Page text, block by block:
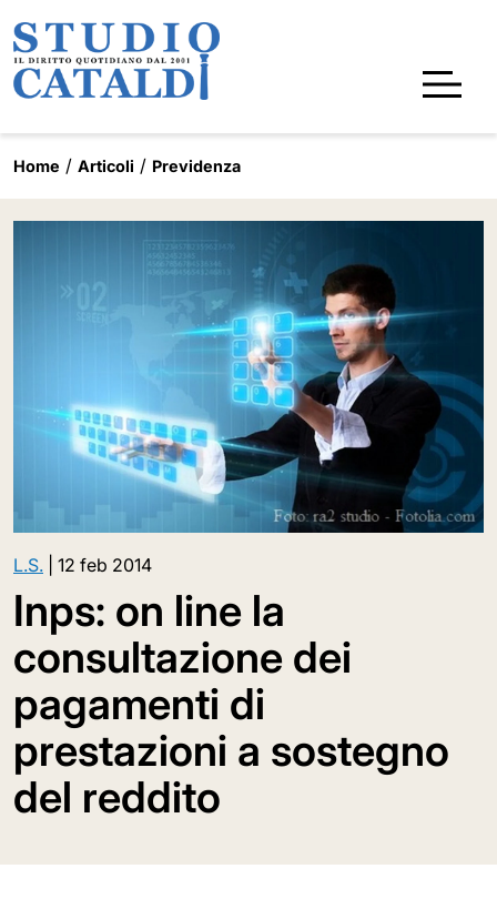
Home Articoli Previdenza
L.S. 12 feb 2014
Inps: on line la
consultazione dei
pagamenti di
prestazioni a sostegno
del reddito